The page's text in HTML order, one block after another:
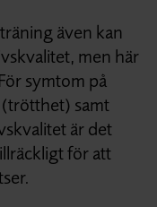
även kan
men här
symtom på
samt
är det
för att